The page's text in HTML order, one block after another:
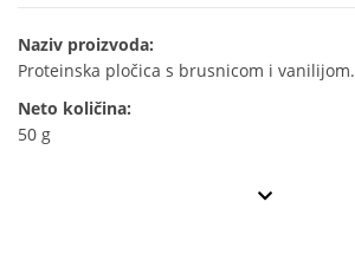
Naziv proizvoda:
Proteinska pločica s brusnicom i vanilijom.
Neto količina:
50 g